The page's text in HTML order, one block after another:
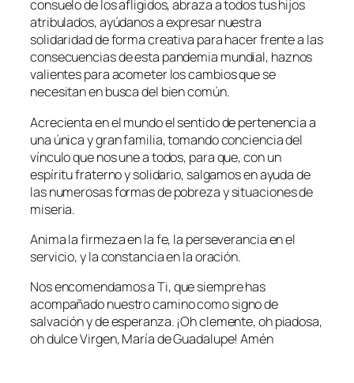
consuelo de los afligidos, abraza a todos tus hijos
atribulados, ayúdanos a expresar nuestra
solidaridad de forma creativa para hacer frente a las
consecuencias de esta pandemia mundial, haznos
valientes para acometer los cambios que se
necesitan en busca del bien común.
Acrecienta en el mundo el sentido de pertenencia a
una única y gran familia, tomando conciencia del
vínculo que nos une a todos, para que, con un
espíritu fraterno y solidario, salgamos en ayuda de
las numerosas formas de pobreza y situaciones de
miseria.
Anima la firmeza en la fe, la perseverancia en el
servicio, y la constancia en la oración.
Nos encomendamos a Ti, que siempre has
acompañado nuestro camino como signo de
salvación y de esperanza. ¡Oh clemente, oh piadosa,
oh dulce Virgen, María de Guadalupe! Amén